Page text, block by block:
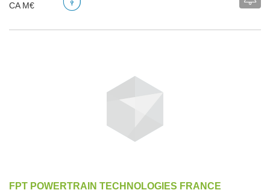
CA M€
FPT POWERTRAIN TECHNOLOGIES FRANCE